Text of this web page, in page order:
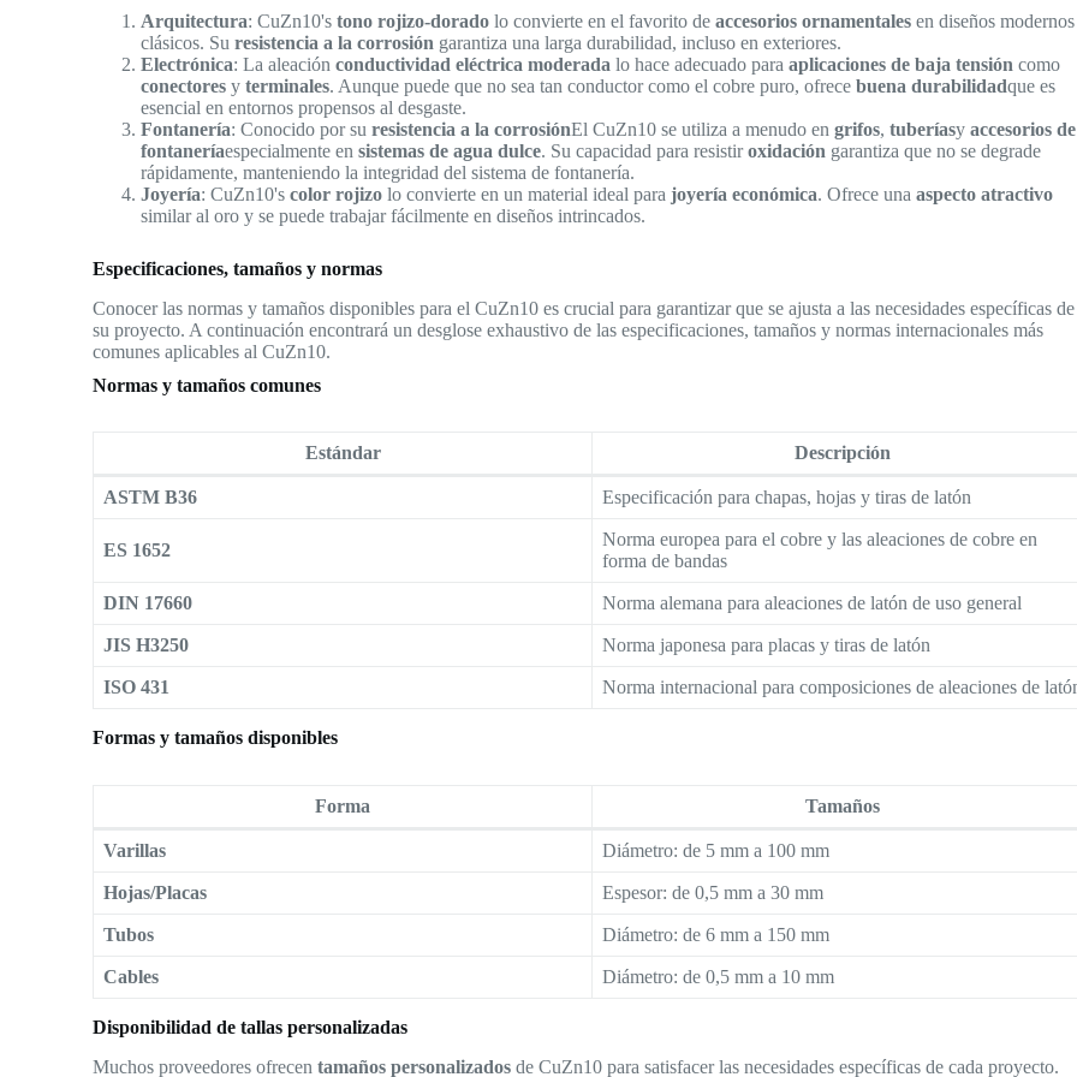
Arquitectura: CuZn10'stono rojizo-dorado lo convierte en el favorito deaccesorios ornamentales en diseños
clásicos. Suresistencia a la corrosión garantiza una larga durabilidad, incluso en exteriores.
Electrónica: La aleaciónconductividad eléctrica moderada lo hace adecuado paraaplicaciones de baja tensión como
conectores yterminales. Aunque puede que no sea tan conductor como el cobre puro, ofrecebuena durabilidadque es
esencial en entornos propensos al desgaste.
Fontanería: Conocido por suresistencia a la corrosiónEl CuZn10 se utiliza a menudo engrifos,tuberíasyaccesorios de
fontaneríaespecialmente ensistemas de agua dulce. Su capacidad para resistiroxidación garantiza que no se degrade
rápidamente, manteniendo la integridad del sistema de fontanería.
Joyería: CuZn10'scolor rojizo lo convierte en un material ideal parajoyería económica. Ofrece unaaspecto atractivo
similar al oro y se puede trabajar fácilmente en diseños intrincados.
Especificaciones, tamaños y normas
Conocer las normas y tamaños disponibles para el CuZn10 es crucial para garantizar que se ajusta a las necesidades específicas de
su proyecto. A continuación encontrará un desglose exhaustivo de las especificaciones, tamaños y normas internacionales más
comunes aplicables al CuZn10.
Normas y tamaños comunes
Estándar Descripción
ASTM B36 Especificación para chapas, hojas y tiras de latón
ES 1652
Norma europea para el cobre y las aleaciones de cobre en
forma de bandas
DIN 17660 Norma alemana para aleaciones de latón de uso general
JIS H3250 Norma japonesa para placas y tiras de latón
ISO 431 Norma internacional para composiciones de aleaciones de
Formas y tamaños disponibles
Forma Tamaños
Varillas Diámetro: de 5 mm a 100 mm
Hojas/Placas Espesor: de 0,5 mm a 30 mm
Tubos Diámetro: de 6 mm a 150 mm
Cables Diámetro: de 0,5 mm a 10 mm
Disponibilidad de tallas personalizadas
Muchos proveedores ofrecentamaños personalizados de CuZn10 para satisfacer las necesidades específicas de cada proyecto.